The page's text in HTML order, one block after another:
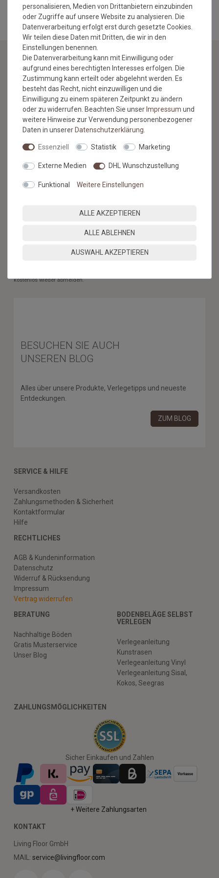
NEWSLETTER
Jetzt anmelden: Profitieren Sie von aktuellen Angeboten
und erfahren Sie von den neuesten Produkten als
erstes.*
NACHNAME
E-MAIL **
Newsletter
Honig
Hiermit bestätige ich, dass ich dieDaten­schutz­erklärung
** Hierbei handelt es sich um ein Pflichtfeld.
* Mit der Anmeldung für den Newsletter erklären Sie sich damit
kostenlos wieder abmelden.
BESUCHEN SIE AUCH
UNSEREN BLOG
Alles über unsere Produkte, Verlegetipps und neueste
Entdeckungen.
ZUM BLOG
SERVICE & HILFE
Versandkosten
Zahlungsmethoden & Sicherheit
Kontaktformular
Hilfe
RECHTLICHES
AGB & Kundeninformation
Datenschutz
Widerruf & Rücksendung
Impressum
Vertrag widerrufen
BERATUNG
Nachhaltige Böden
Gratis Musterservice
Unser Blog
BODENBELÄGE SELBST
VERLEGEN
Verlegeanleitung
Kunstrasen
Verlegeanleitung Vinyl
Verlegeanleitung Sisal,
Kokos, Seegras
ZAHLUNGSMÖGLICHKEITEN
Sicher Einkaufen und Zahlen
+ Weitere Zahlungsarten
KONTAKT
Living Floor GmbH
MAIL: service@livingfloor.com
personalisieren, Medien von Drittanbietern einzubinden
oder Zugriffe auf unsere Website zu analysieren. Die
Datenverarbeitung erfolgt erst durch gesetzte Cookies.
Wir teilen diese Daten mit Dritten, die wir in den
Einstellungen benennen.
Die Datenverarbeitung kann mit Einwilligung oder
aufgrund eines berechtigten Interesses erfolgen. Die
Zustimmung kann erteilt oder abgelehnt werden. Es
besteht das Recht, nicht einzuwilligen und die
Einwilligung zu einem späteren Zeitpunkt zu ändern
oder zu widerrufen. Beachten Sie unserImpressum und
weitere Hinweise zur Verwendung personenbezogener
Daten in unsererDaten­schutz­erklärung
Essenziell Statistik Marketing
Externe Medien DHL Wunschzustellung
Funktional Weitere Einstellungen
ALLE AKZEPTIEREN
ALLE ABLEHNEN
AUSWAHL AKZEPTIEREN